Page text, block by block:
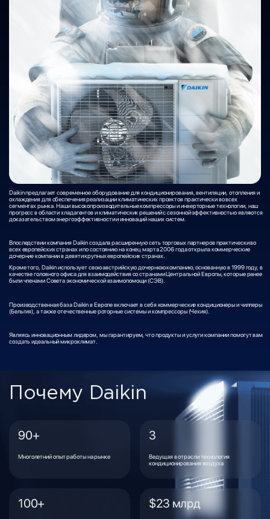
Daikin предлагает современное оборудование для кондиционирования, вентиляции, отопления и
охлаждения для обеспечения реализации климатических проектов практически во всех
сегментах рынка. Наши высокопроизводительные компрессоры и инверторные технологии, наш
прогресс в области хладагентов и климатических решений с сезонной эффективностью являются
доказательством энергоэффективности и инноваций наших систем.
Впоследствии компания Daikin создала расширенную сеть торговых партнеров практически во
всех европейских странах и по состоянию на конец марта 2006 года открыла коммерческие
дочерние компании в девяти крупных европейских странах.
Кроме того, Daikin использует свою австрийскую дочернюю компанию, основанную в 1999 году, в
качестве головного офиса для взаимодействия со странами Центральной Европы, которые ранее
были членами Совета экономической взаимопомощи (СЭВ).
Производственная база Daikin в Европе включает в себя коммерческие кондиционеры и чиллеры
(Бельгия), а также отечественные роторные системы и компрессоры (Чехия).
Являясь инновационным лидером, мы гарантируем, что продукты и услуги компании помогут вам
создать идеальный микроклимат.
Почему Daikin
90+
Многолетний опыт работы на рынке
3
Ведущая в отрасли технология
кондиционирования воздуха
100+ $23 млрд